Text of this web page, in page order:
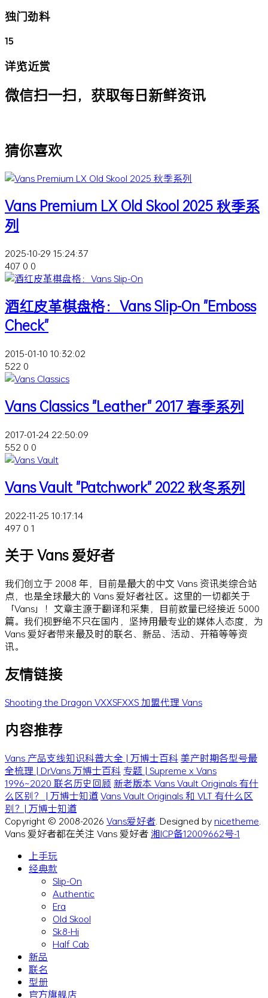
独门劲料
15
详览近赏
微信扫一扫，获取每日新鲜资讯
猜你喜欢
Vans Premium LX Old Skool 2025 秋季系
列
2025-10-29 15:24:37
407 0 0
酒红皮革棋盘格：Vans Slip-On "Emboss
Check"
2015-01-10 10:32:02
522 0
Vans Classics "Leather" 2017 春季系列
2017-01-24 22:50:09
552 0 0
Vans Vault "Patchwork" 2022 秋冬系列
2022-11-25 10:17:14
497 0 1
关于 Vans 爱好者
我们创立于 2008 年，目前是最大的中文 Vans 资讯类综合站
点，也是全球最大的 Vans 爱好者社区。这里的一切都关于
「Vans」！文章主源于翻译和采集，目前数量已经接近 5000
篇。我们视野绝不只在国内，坚持用最专业的媒体人态度，为
Vans 爱好者带来最及时的联名、新品、活动、开箱等等资
讯。
友情链接
Shooting the Dragon VXXSFXXS加盟代理 Vans
内容推荐
Vans 产品支线知识科普大全 | 万博士百科美产时期各型号最
全梳理 | Dr.Vans 万博士百科 专题 | Supreme x Vans
1996~2020 联名历史回顾 新老版本 Vans Vault Originals 有什
么区别？ | 万博士知道Vans Vault Originals 和 VLT 有什么区
别？| 万博士知道
Copyright © 2008-2026 Vans爱好者 . Designed bynicetheme
Vans 爱好者都在关注 Vans 爱好者湘ICP备12009662号-1
上手玩
经典款
Slip-On
Authentic
Era
Old Skool
Sk8-Hi
Half Cab
新品
联名
型册
官方旗舰店